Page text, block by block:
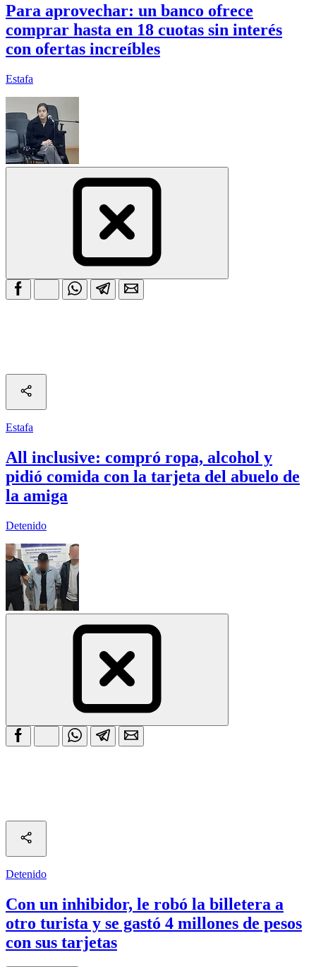
Para aprovechar: un banco ofrece
comprar hasta en 18 cuotas sin interés
con ofertas increíbles
Estafa
Estafa
All inclusive: compró ropa, alcohol y
pidió comida con la tarjeta del abuelo de
la amiga
Detenido
Detenido
Con un inhibidor, le robó la billetera a
otro turista y se gastó 4 millones de pesos
con sus tarjetas